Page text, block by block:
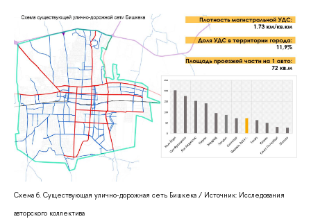
Схема 6. Существующая улично-дорожная сеть Бишкека / Источник: Исследования
авторского коллектива